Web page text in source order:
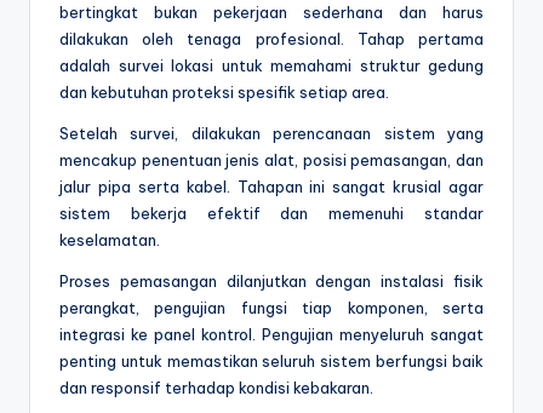
bertingkat bukan pekerjaan sederhana dan harus
dilakukan oleh tenaga profesional. Tahap pertama
adalah survei lokasi untuk memahami struktur gedung
dan kebutuhan proteksi spesifik setiap area.
Setelah survei, dilakukan perencanaan sistem yang
mencakup penentuan jenis alat, posisi pemasangan, dan
jalur pipa serta kabel. Tahapan ini sangat krusial agar
sistem bekerja efektif dan memenuhi standar
keselamatan.
Proses pemasangan dilanjutkan dengan instalasi fisik
perangkat, pengujian fungsi tiap komponen, serta
integrasi ke panel kontrol. Pengujian menyeluruh sangat
penting untuk memastikan seluruh sistem berfungsi baik
dan responsif terhadap kondisi kebakaran.